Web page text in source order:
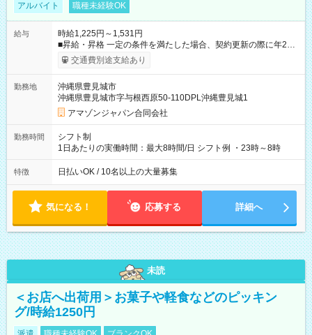
アルバイト 職種未経験OK
給与
時給1,225円～1,531円
■昇給・昇格 一定の条件を満たした場合、契約更新の際に年2回
まで昇給の機会があります。 ■正社員登用制度あり ※月末締/翌
月25日支払い ※時間外手当、別途支給 ※深夜割増賃金 (22:00～
☆Amazon直雇用で安定して働けます！ 【試用期間】試用期間
あり 試用期間の長さ：1週間 雇用形態、給与は本採用時と同じ
です。
交通費別途支給あり
勤務地
沖縄県豊見城市
沖縄県豊見城市字与根西原50-110DPL沖縄豊見城1
アマゾンジャパン合同会社
勤務時間
シフト制
1日あたりの実働時間：最大8時間/日 シフト例 ・23時～8時
特徴 日払いOK / 10名以上の大量募集
気になる！ 応募する 詳細へ
未読
＜お店へ出荷用＞お菓子や軽食などのピッキン
グ/時給1250円